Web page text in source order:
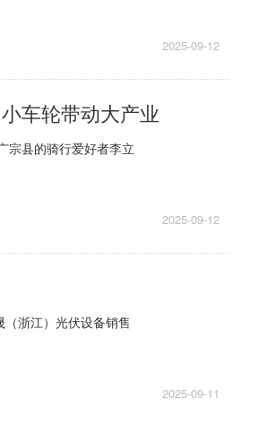
2025-09-12
车轮带动大产业
县的骑行爱好者李立
2025-09-12
浙江）光伏设备销售
2025-09-11